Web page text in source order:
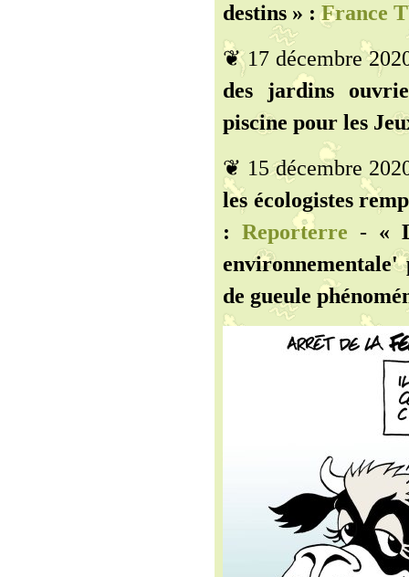
destins » : France
❦ 17 décembre
des jardins
piscine pour les
❦ 15 décembre
les écologistes
: Reporterre - «
de gueule